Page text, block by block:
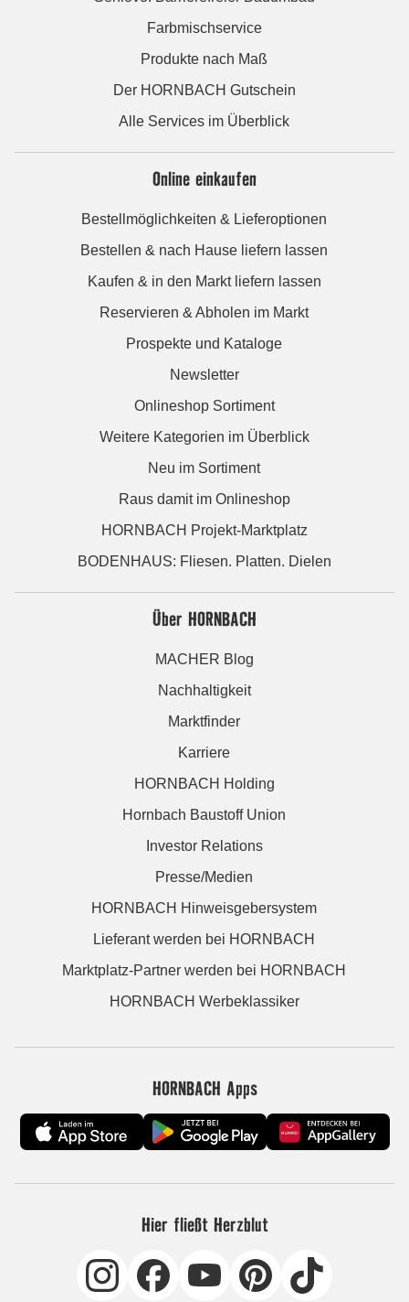
Farbmischservice
Produkte nach Maß
Der HORNBACH Gutschein
Alle Services im Überblick
Online einkaufen
Bestellmöglichkeiten & Lieferoptionen
Bestellen & nach Hause liefern lassen
Kaufen & in den Markt liefern lassen
Reservieren & Abholen im Markt
Prospekte und Kataloge
Newsletter
Onlineshop Sortiment
Weitere Kategorien im Überblick
Neu im Sortiment
Raus damit im Onlineshop
HORNBACH Projekt-Marktplatz
BODENHAUS: Fliesen. Platten. Dielen
Über HORNBACH
MACHER Blog
Nachhaltigkeit
Marktfinder
Karriere
HORNBACH Holding
Hornbach Baustoff Union
Investor Relations
Presse/Medien
HORNBACH Hinweisgebersystem
Lieferant werden bei HORNBACH
Marktplatz-Partner werden bei HORNBACH
HORNBACH Werbeklassiker
HORNBACH Apps
Hier fließt Herzblut